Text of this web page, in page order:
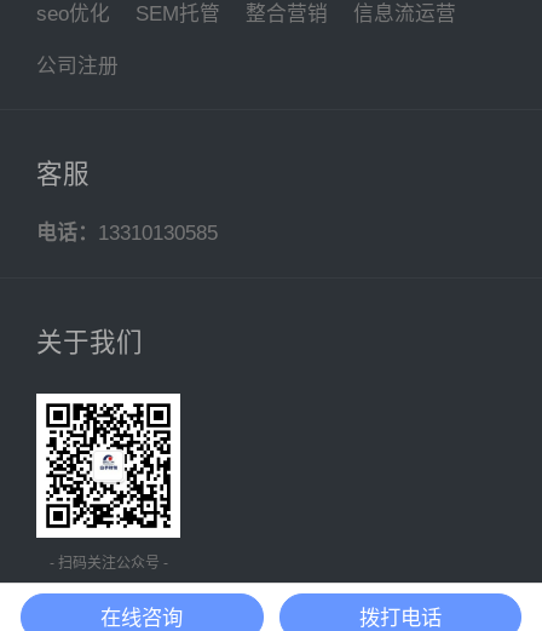
seo优化 SEM托管 整合营销 信息流运营
公司注册
客服
电话： 13310130585
关于我们
- 扫码关注公众号 -
在线咨询 拨打电话